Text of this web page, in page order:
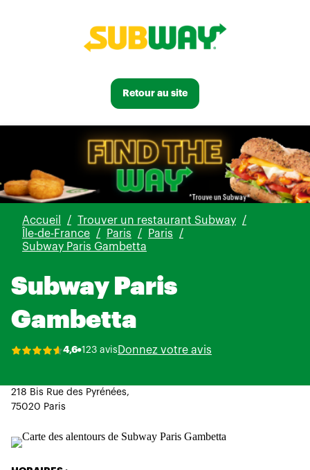
Retour au site
Accueil
Trouver un restaurant Subway
Île-de-France
Paris
Paris
Subway Paris Gambetta
Subway Paris
Gambetta
4,6 123 avis Donnez votre avis
218 Bis Rue des Pyrénées,
75020 Paris